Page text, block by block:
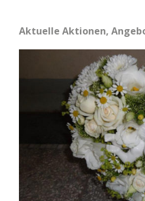
Aktuelle Aktionen,